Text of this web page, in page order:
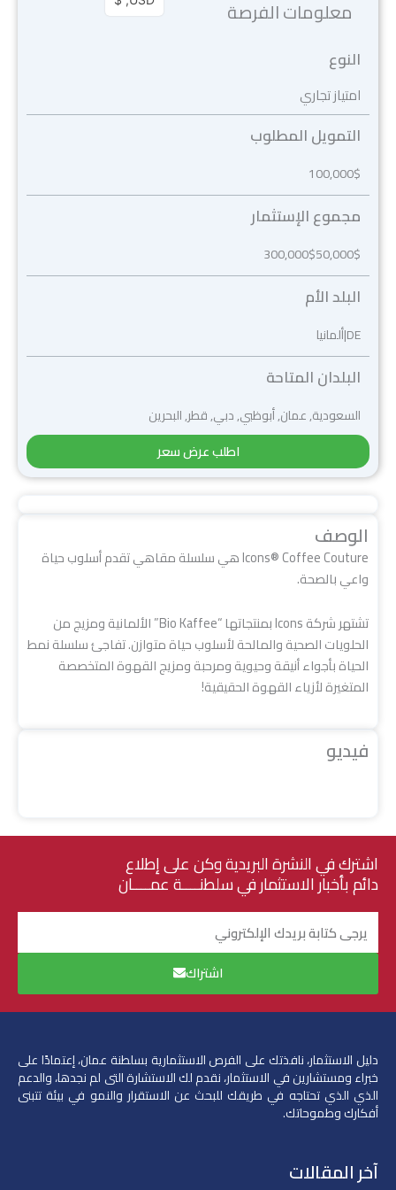
معلومات الفرصة
النوع
امتياز تجاري
التمويل المطلوب
100,000$
مجموع الإستثمار
50,000$
300,000$
البلد الأم
DE|ألمانيا
البلدان المتاحة
السعودية, عمان, أبوظبي, دبي, قطر, البحرين
اطلب عرض سعر
الوصف
Icons® Coffee Couture هي سلسلة مقاهي تقدم أسلوب حياة
واعي بالصحة.
تشتهر شركة Icons بمنتجاتها “Bio Kaffee” الألمانية ومزيج من
الحلويات الصحية والمالحة لأسلوب حياة متوازن. تفاجئ سلسلة نمط
الحياة بأجواء أنيقة وحيوية ومرحبة ومزيج القهوة المتخصصة
المتغيرة لأزياء القهوة الحقيقية!
فيديو
اشترك في النشرة البريدية وكن على إطلاع
دائم بأخبار الاستثمار في سلطنــــة عمــــان
الإلكتروني
اشتراك
دليل الاستثمار، نافذتك على الفرص الاستثمارية بسلطنة عمان، إعتمادًا على
خبراء ومستشارين في الاستثمار،نقدم لك الاستشارة التى لم نجدها، والدعم
الذي الذي تحتاجه في طريقك للبحث عن الاستقرار والنمو في بيئة تتبنى
أفكارك وطموحاتك.
آخر المقالات